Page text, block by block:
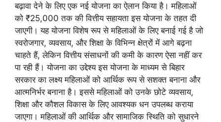
बढ़ावा देने के लिए एक नई योजना का ऐलान किया है। महिलाओं
को ₹25,000 तक की वित्तीय सहायता इस योजना के तहत दी
जाएगी। यह योजना विशेष रूप से महिलाओं के लिए बनाई गई है जो
स्वरोजगार, व्यवसाय, और शिक्षा के विभिन्न क्षेत्रों में आगे बढ़ना
चाहते हैं, लेकिन वित्तीय संसाधनों की कमी के कारण ऐसा नहीं कर
पा रही हैं। योजना का उद्देश्य इस योजना के माध्यम से बिहार
सरकार का लक्ष्य महिलाओं को आर्थिक रूप से सशक्त बनाना और
आत्मनिर्भर बनाना है। इससे महिलाओं को उनके छोटे व्यवसाय,
शिक्षा और कौशल विकास के लिए आवश्यक धन उपलब्ध कराया
जाएगा। महिलाओं की आर्थिक और सामाजिक स्थिति को सुधारने